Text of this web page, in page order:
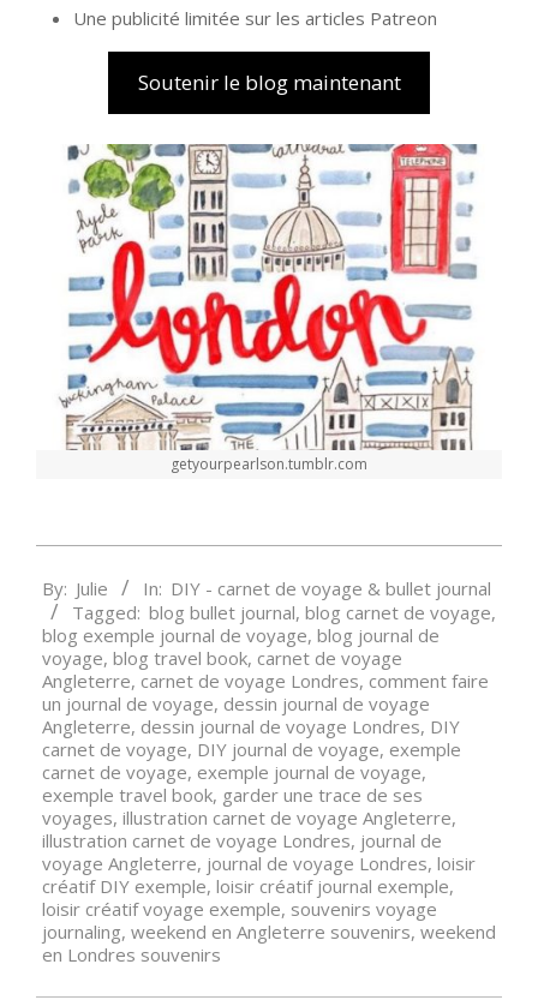
Une publicité limitée sur les articles Patreon
Soutenir le blog maintenant
getyourpearlson.tumblr.com
09-
10
By: Julie In: DIY - carnet de voyage & bullet journal
Tagged: blog bullet journal, blog carnet de voyage,
blog exemple journal de voyage, blog journal de
voyage, blog travel book, carnet de voyage
Angleterre, carnet de voyage Londres, comment faire
un journal de voyage, dessin journal de voyage
Angleterre, dessin journal de voyage Londres, DIY
carnet de voyage, DIY journal de voyage, exemple
carnet de voyage, exemple journal de voyage,
exemple travel book, garder une trace de ses
voyages, illustration carnet de voyage Angleterre,
illustration carnet de voyage Londres, journal de
voyage Angleterre, journal de voyage Londres, loisir
créatif DIY exemple, loisir créatif journal exemple,
loisir créatif voyage exemple, souvenirs voyage
journaling, weekend en Angleterre souvenirs, weekend
en Londres souvenirs